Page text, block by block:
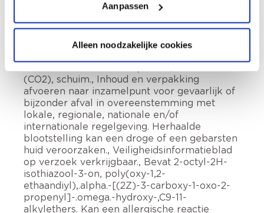
Aanpassen
Alleen noodzakelijke cookies
houden van warmte, hete oppervlakken,
vonken, open vuur en andere
ontstekingsbronnen. Niet roken., In goed
gesloten verpakking bewaren., Draag
(CO2), schuim., Inhoud en verpakking
afvoeren naar inzamelpunt voor gevaarlijk of
bijzonder afval in overeenstemming met
lokale, regionale, nationale en/of
internationale regelgeving. Herhaalde
blootstelling kan een droge of een gebarsten
huid veroorzaken., Veiligheidsinformatieblad
op verzoek verkrijgbaar., Bevat 2-octyl-2H-
isothiazool-3-on, poly(oxy-1,2-
ethaandiyl),.alpha.-[(2Z)-3-carboxy-1-oxo-2-
propenyl]-.omega.-hydroxy-,C9-11-
alkylethers. Kan een allergische reactie